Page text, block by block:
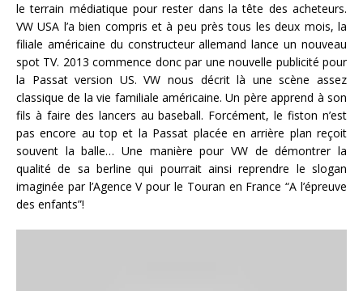
le terrain médiatique pour rester dans la tête des acheteurs.
VW USA l’a bien compris et à peu près tous les deux mois, la
filiale américaine du constructeur allemand lance un nouveau
spot TV. 2013 commence donc par une nouvelle publicité pour
la Passat version US. VW nous décrit là une scène assez
classique de la vie familiale américaine. Un père apprend à son
fils à faire des lancers au baseball. Forcément, le fiston n’est
pas encore au top et la Passat placée en arrière plan reçoit
souvent la balle… Une manière pour VW de démontrer la
qualité de sa berline qui pourrait ainsi reprendre le slogan
imaginée par l’Agence V pour le Touran en France “A l’épreuve
des enfants”!